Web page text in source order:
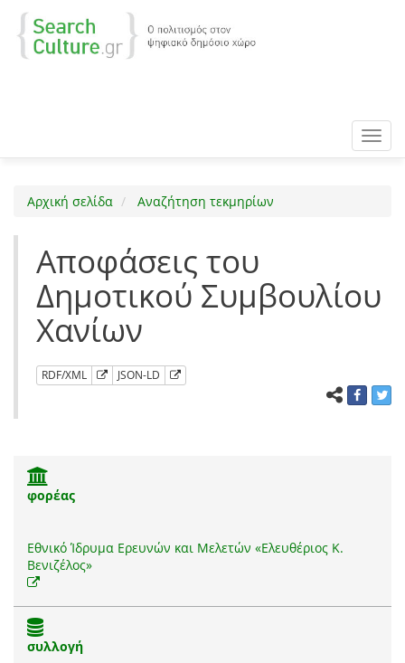
Αρχική σελίδα Αναζήτηση τεκμηρίων
Αποφάσεις του
Δημοτικού Συμβουλίου
Χανίων
RDF/XML JSON-LD
φορέας
Εθνικό Ίδρυμα Ερευνών και Μελετών «Ελευθέριος Κ.
Βενιζέλος»
συλλογή